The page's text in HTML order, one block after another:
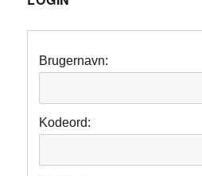
Brugernavn:
Kodeord: